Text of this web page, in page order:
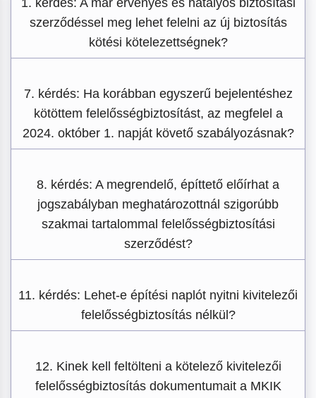
1. kérdés: A már érvényes és hatályos biztosítási
szerződéssel meg lehet felelni az új biztosítás
kötési kötelezettségnek?
7. kérdés: Ha korábban egyszerű bejelentéshez
kötöttem felelősségbiztosítást, az megfelel a
2024. október 1. napját követő szabályozásnak?
8. kérdés: A megrendelő, építtető előírhat a
jogszabályban meghatározottnál szigorúbb
szakmai tartalommal felelősségbiztosítási
szerződést?
11. kérdés: Lehet-e építési naplót nyitni kivitelezői
felelősségbiztosítás nélkül?
12. Kinek kell feltölteni a kötelező kivitelezői
felelősségbiztosítás dokumentumait a MKIK